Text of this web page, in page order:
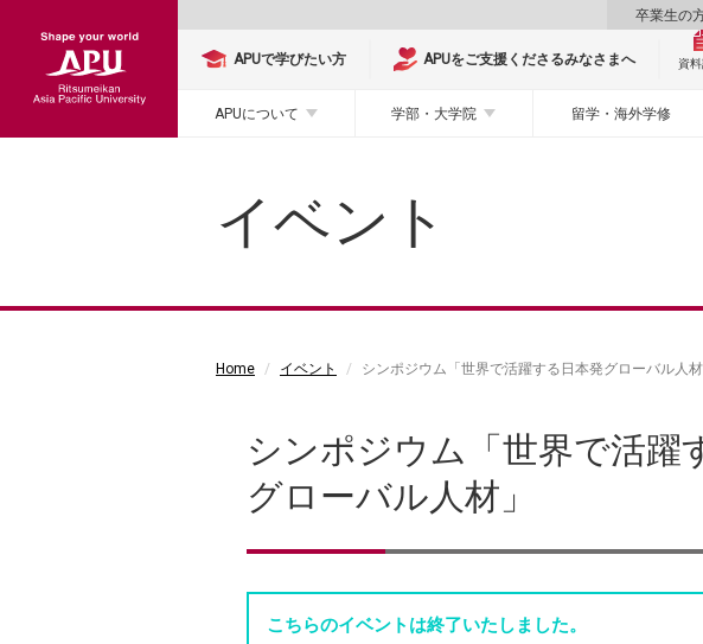
卒業生の
APUで学びたい方 APUをご支援くださるみなさまへ 資
APUについて 学部・大学院 留学・海外学修
イベント
Home イベント シンポジウム「世界で活躍する日本発グローバル人材
シンポジウム「世界で活躍
グローバル人材」
こちらのイベントは終了いたしました。